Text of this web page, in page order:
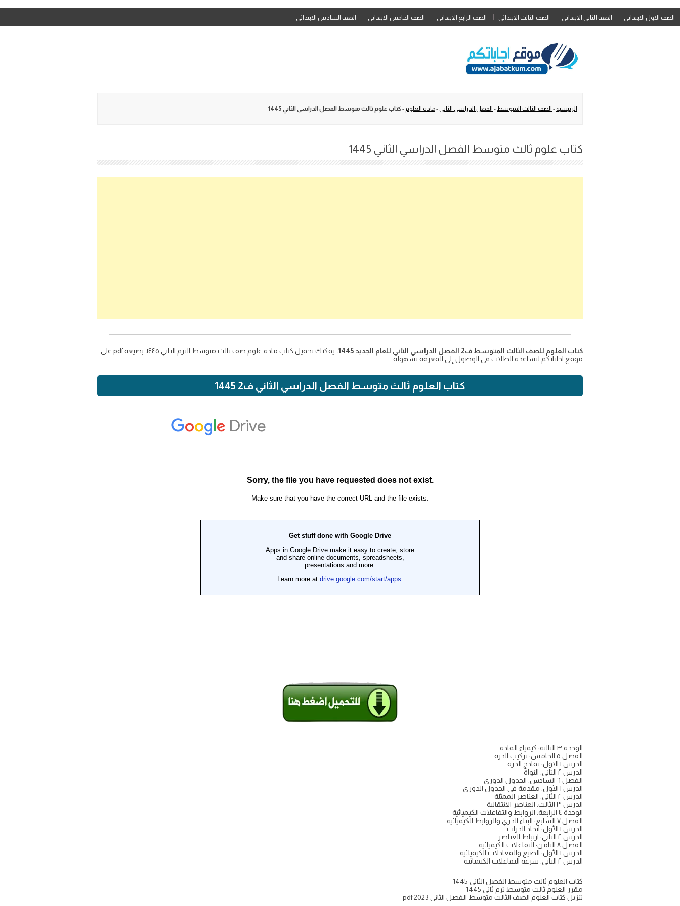
Skip
to
الصف الاول الابتدائي الصف الثاني الابتدائي الصف الثالث الابتدائي الصف الرابع الابتدائي الصف الخامس الابتدائي الصف السادس الابتدائي
الرئيسية - الصف الثالث المتوسط - الفصل الدراسي الثاني -مادة العلوم - كتاب علوم ثالث متوسط الفصل الدراسي الثاني 1445
كتاب علوم ثالث متوسط الفصل الدراسي الثاني 1445
كتاب العلوم للصف الثالث المتوسط ف2 الفصل الدراسي الثاني للعام الجديد 1445
، يمكنك تحميل كتاب مادة علوم صف ثالث متوسط الترم الثاني ١٤٤٥، بصيغة pdf على
موقع اجاباتكم ليساعدة الطلاب في الوصول إلى المعرفة بسهولة.
كتاب العلوم ثالث متوسط الفصل الدراسي الثاني ف2 1445
الوحدة ٣ الثالثة: كيمياء المادة
الفصل ٥ الخامس: تركيب الذرة
الدرس ١ الاول: نماذج الذرة
الدرس ٢ الثاني: النواة
الفصل ٦ السادس: الجدول الدوري
الدرس ١ الأول: مقدمة في الجدول الدوري
الدرس ٢ الثاني: العناصر الممثلة
الدرس ٣ الثالث: العناصر الانتقالية
الوحدة ٤ الرابعة: الروابط والتفاعلات الكيميائية
الفصل ٧ السابع: البناء الذري والروابط الكيميائية
الدرس ١ الأول: اتحاد الذرات
الدرس ٢ الثاني: ارتباط العناصر
الفصل ٨ الثامن: التفاعلات الكيميائية
الدرس ١ الأول: الصيغ والمعادلات الكيميائية
الدرس ٢ الثاني: سرعة التفاعلات الكيميائية
كتاب العلوم ثالث متوسط الفصل الثاني 1445
مقرر العلوم ثالث متوسط ترم ثاني 1445
تنزيل كتاب العلوم الصف الثالث متوسط الفصل الثاني pdf 2023